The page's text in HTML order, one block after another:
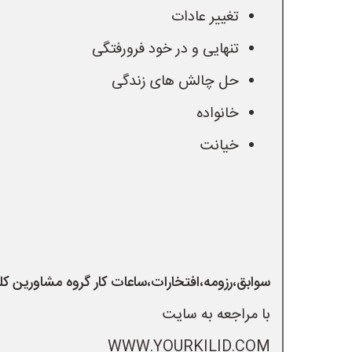
تغییر عادات
تنهایی و در خود فرورفتگی
حل چالش های زندگی
خانواده
خیانت
سوابق،رزومه،افتخارات،ساعات کار گروه مشاورین